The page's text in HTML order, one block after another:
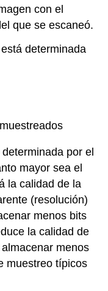
con el
que se escaneó.
determinada
por el
mayor sea el
la calidad de la
(resolución)
menos bits
la calidad de
menos
muestreo típicos